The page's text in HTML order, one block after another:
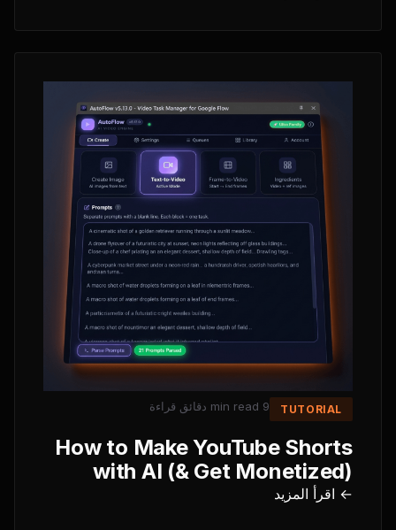
TUTORIAL
9 min read دقائق قراءة
How to Make YouTube Shorts
with AI (& Get Monetized)
← اقرأ المزيد